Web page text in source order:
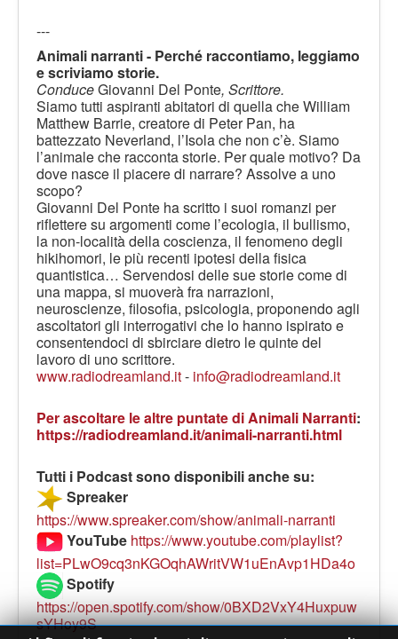
---
Animali narranti - Perché raccontiamo, leggiamo
e scriviamo storie.
ConduceGiovanni Del Ponte, Scrittore.
Siamo tutti aspiranti abitatori di quella che William
Matthew Barrie, creatore di Peter Pan, ha
battezzato Neverland, l’Isola che non c’è. Siamo
l’animale che racconta storie. Per quale motivo? Da
dove nasce il piacere di narrare? Assolve a uno
scopo?
Giovanni Del Ponte ha scritto i suoi romanzi per
riflettere su argomenti come l’ecologia, il bullismo,
la non-località della coscienza, il fenomeno degli
hikihomori, le più recenti ipotesi della fisica
quantistica… Servendosi delle sue storie come di
una mappa, si muoverà fra narrazioni,
neuroscienze, filosofia, psicologia, proponendo agli
ascoltatori gli interrogativi che lo hanno ispirato e
consentendoci di sbirciare dietro le quinte del
lavoro di uno scrittore.
www.radiodreamland.it- info@radiodreamland.it
Per ascoltare le altre puntate di Animali Narranti:
https://radiodreamland.it/animali-narranti.html
Tutti i Podcast sono disponibili anche su:
Spreaker
https://www.spreaker.com/show/animali-narranti
YouTube https://www.youtube.com/playlist?
list=PLwO9cq3nKGOqhAWritVW1uEnAvp1HDa4o
Spotify
https://open.spotify.com/show/0BXD2VxY4Huxpuw
sYHoy9S